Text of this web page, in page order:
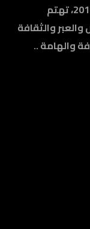
مدونة سودانية تم تأسيسها في العام 2016، تهتم
والثقافة
والهامة ..